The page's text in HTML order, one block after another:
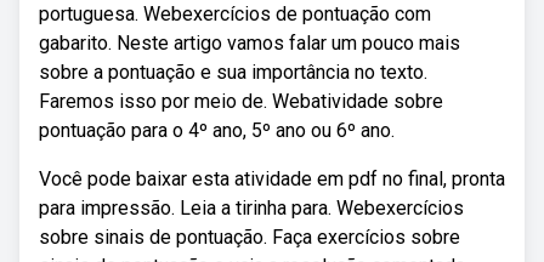
portuguesa. Webexercícios de pontuação com
gabarito. Neste artigo vamos falar um pouco mais
sobre a pontuação e sua importância no texto.
Faremos isso por meio de. Webatividade sobre
pontuação para o 4º ano, 5º ano ou 6º ano.
Você pode baixar esta atividade em pdf no final, pronta
para impressão. Leia a tirinha para. Webexercícios
sobre sinais de pontuação. Faça exercícios sobre